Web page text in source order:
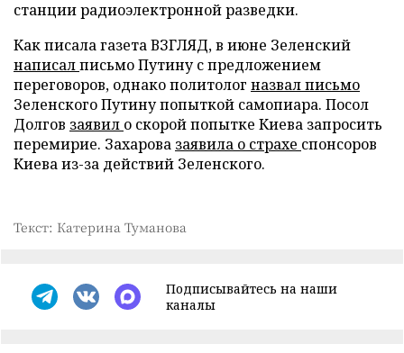
станции радиоэлектронной разведки.
Как писала газета ВЗГЛЯД, в июне Зеленский
написалписьмо Путину с предложением
переговоров, однако политолог назвал письмо
Зеленского Путину попыткой самопиара. Посол
Долгов заявил о скорой попытке Киева запросить
перемирие. Захарова заявила о страхе спонсоров
Киева из-за действий Зеленского.
Текст: Катерина Туманова
Подписывайтесь на наши
каналы